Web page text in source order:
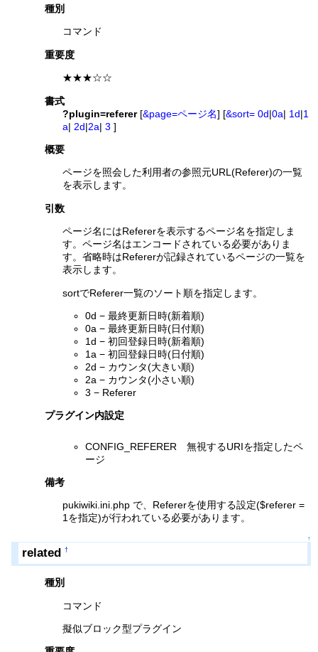
種別
コマンド
重要度
★★★☆☆
書式
?plugin=referer[&page=ページ名] [&sort= 0d|0a| 1d|1
a| 2d|2a|3 ]
概要
ページを照会した利用者の参照元URL(Referer)の一覧
を表示します。
引数
ページ名にはRefererを表示するページ名を指定しま
す。ページ名はエンコードされている必要がありま
す。省略時はRefererが記録されているページの一覧を
表示します。
sortでReferer一覧のソート順を指定します。
0d − 最終更新日時(新着順)
0a − 最終更新日時(日付順)
1d − 初回登録日時(新着順)
1a − 初回登録日時(日付順)
2d − カウンタ(大きい順)
2a − カウンタ(小さい順)
3 − Referer
プラグイン内設定
CONFIG_REFERER 無視するURIを指定したペ
ージ
備考
pukiwiki.ini.php で、Refererを使用する設定($referer =
1を指定)が行われている必要があります。
↑
related †
種別
コマンド
擬似ブロック型プラグイン